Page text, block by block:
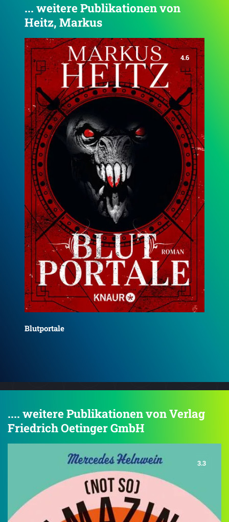
... weitere Publikationen von
Heitz, Markus
4.4
Die Schwarze Königin
.... weitere Publikationen von Verlag
Friedrich Oetinger GmbH
3.3